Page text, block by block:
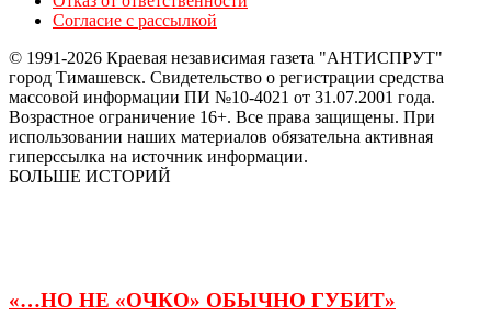
Согласие с рассылкой
© 1991-2026 Краевая независимая газета "АНТИСПРУТ"
город Тимашевск. Свидетельство о регистрации средства
массовой информации ПИ №10-4021 от 31.07.2001 года.
Возрастное ограничение 16+. Все права защищены. При
использовании наших материалов обязательна активная
гиперссылка на источник информации.
БОЛЬШЕ ИСТОРИЙ
«…НО НЕ «ОЧКО» ОБЫЧНО ГУБИТ»